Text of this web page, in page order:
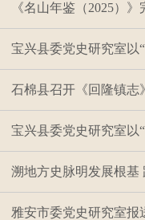
《名山年鉴（2025）
宝兴县委党史研究室以
石棉县召开《回隆镇志
宝兴县委党史研究室以
溯地方史脉明发展根
雅安市委党史研究室